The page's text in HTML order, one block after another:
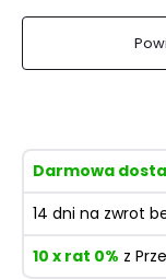
Darmowa
14 dni na zwrot
10 x rat 0% z